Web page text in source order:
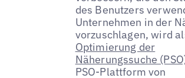
des Benutzers
Unternehmen in der
vorzuschlagen, wird
Optimierung der
Näherungssuche
PSO-Plattform von